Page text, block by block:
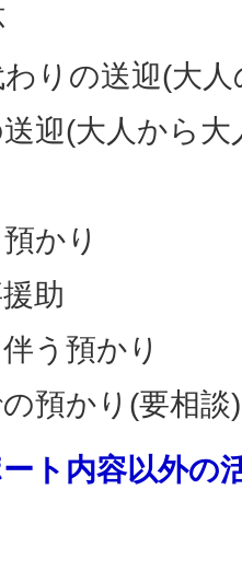
りの送迎(大人
迎(大人から
かり
助
う預かり
預かり(要相談)
ート内容以外の